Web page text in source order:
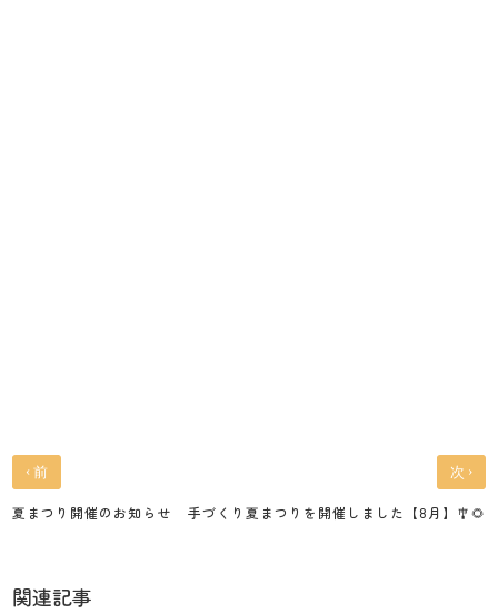
‹ 前
夏まつり開催のお知らせ
次 ›
手づくり夏まつりを開催しました【8月】🎐🌻
関連記事